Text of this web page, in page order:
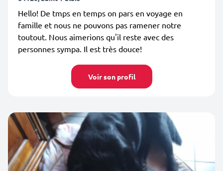
Hello! De tmps en temps on pars en voyage en
famille et nous ne pouvons pas ramener notre
toutout. Nous aimerions qu'il reste avec des
personnes sympa. Il est très douce!
Voir son profil